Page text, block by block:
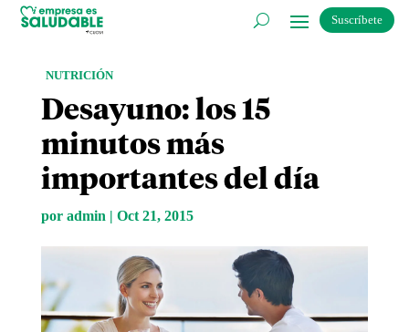
Suscríbete
NUTRICIÓN
Desayuno: los 15
minutos más
importantes del día
por admin | Oct 21, 2015